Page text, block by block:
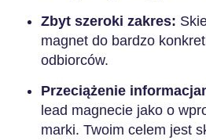
Zbyt szeroki zakres:
magnet do bardzo
odbiorców.
Przeciążenie
lead magnecie jako o
marki. Twoim celem jest